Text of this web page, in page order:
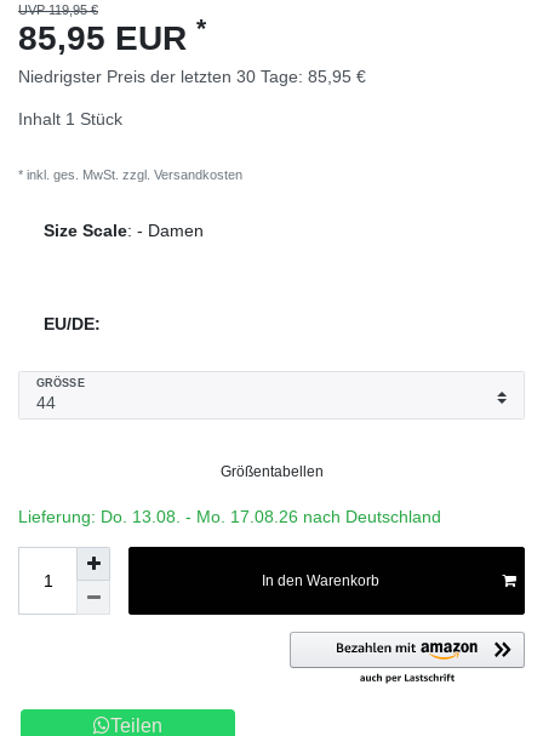
UVP 119,95 €
85,95 EUR *
Niedrigster Preis der letzten 30 Tage: 85,95 €
Inhalt 1 Stück
* inkl. ges. MwSt. zzgl. Versandkosten
Size Scale: - Damen
EU/DE:
GRÖSSE
Größentabellen
Lieferung: Do. 13.08. - Mo. 17.08.26 nach Deutschland
In den Warenkorb
Teilen